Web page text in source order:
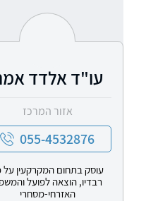
עו"ד אלדד
אזור המרכז
055-4532876
עוסק בתחום המקרקעין על
רבדיו, הוצאה לפועל
האזרחי-מסחרי